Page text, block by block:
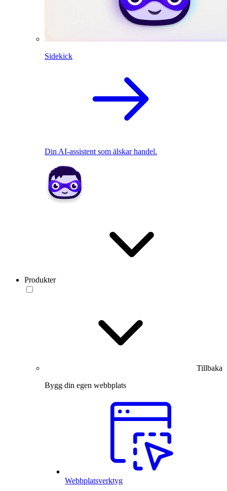
Sidekick
Din AI-assistent som älskar handel.
Produkter
Tillbaka
Bygg din egen webbplats
Webbplatsverktyg